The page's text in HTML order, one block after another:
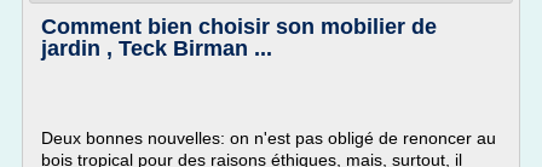
Comment bien choisir son mobilier de
jardin , Teck Birman ...
Deux bonnes nouvelles: on n'est pas obligé de renoncer au
bois tropical pour des raisons éthiques, mais, surtout, il